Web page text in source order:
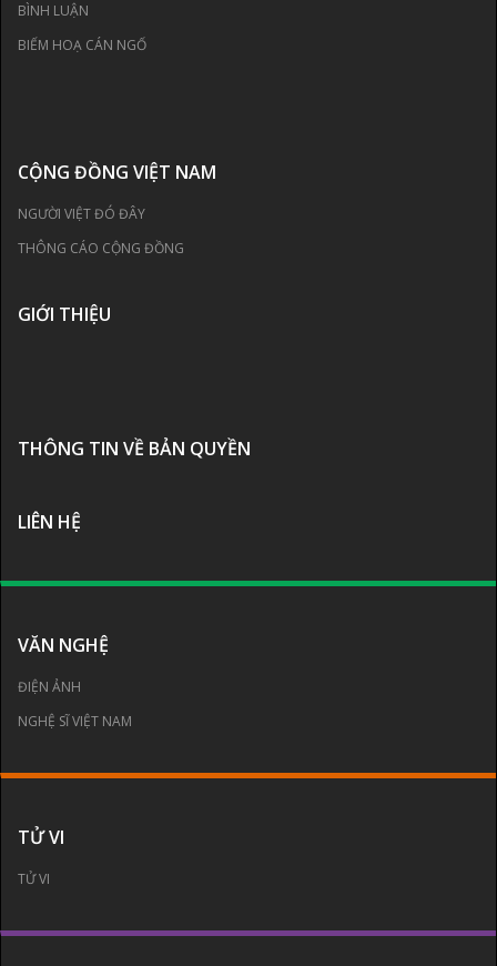
BÌNH LUẬN
BIẾM HOẠ CÁN NGỐ
CỘNG ĐỒNG VIỆT NAM
NGƯỜI VIỆT ĐÓ ĐÂY
THÔNG CÁO CỘNG ĐỒNG
GIỚI THIỆU
THÔNG TIN VỀ BẢN QUYỀN
LIÊN HỆ
VĂN NGHỆ
ĐIỆN ẢNH
NGHỆ SĨ VIỆT NAM
TỬ VI
TỬ VI